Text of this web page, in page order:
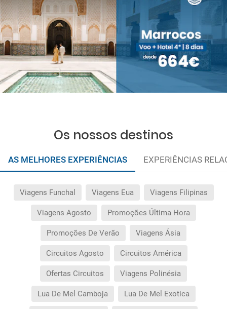
Os nossos destinos
AS MELHORES EXPERIÊNCIAS EXPERIÊNCIAS
Viagens Funchal Viagens Eua Viagens Filipinas
Viagens Agosto Promoções Última Hora
Promoções De Verão Viagens Ásia
Circuitos Agosto Circuitos América
Ofertas Circuitos Viagens Polinésia
Lua De Mel Camboja Lua De Mel Exotica